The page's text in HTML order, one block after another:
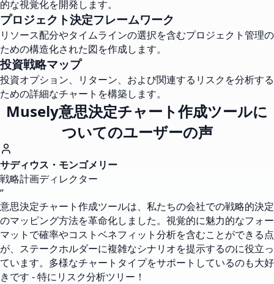
的な視覚化を開発します。
プロジェクト決定フレームワーク
リソース配分やタイムラインの選択を含むプロジェクト管理の
ための構造化された図を作成します。
投資戦略マップ
投資オプション、リターン、および関連するリスクを分析する
ための詳細なチャートを構築します。
Musely意思決定チャート作成ツールに
ついてのユーザーの声
サディウス・モンゴメリー
戦略計画ディレクター
“
意思決定チャート作成ツールは、私たちの会社での戦略的決定
のマッピング方法を革命化しました。視覚的に魅力的なフォー
マットで確率やコストベネフィット分析を含むことができる点
が、ステークホルダーに複雑なシナリオを提示するのに役立っ
ています。多様なチャートタイプをサポートしているのも大好
きです - 特にリスク分析ツリー！